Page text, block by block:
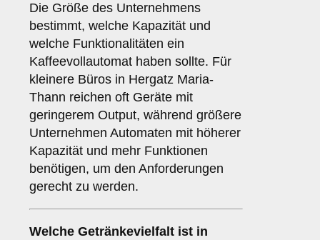
Die Größe des Unternehmens
bestimmt, welche Kapazität und
welche Funktionalitäten ein
Kaffeevollautomat haben sollte. Für
kleinere Büros in Hergatz Maria-
Thann reichen oft Geräte mit
geringerem Output, während größere
Unternehmen Automaten mit höherer
Kapazität und mehr Funktionen
benötigen, um den Anforderungen
gerecht zu werden.
Welche Getränkevielfalt ist in